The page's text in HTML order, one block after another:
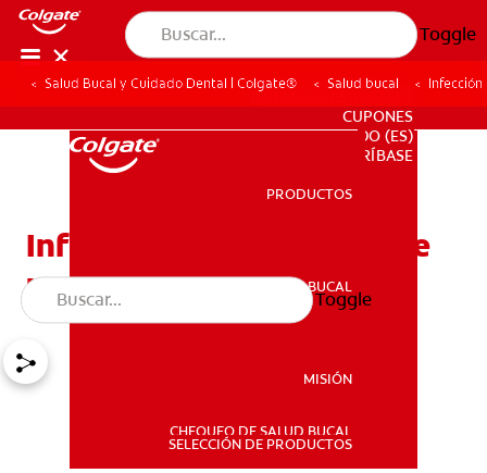
Toggle
SALUD BUCAL
PARA PROFESIONALES
CUPONES
DO (ES)
SUSCRÍBASE
PRODUCTOS
SALUD BUCAL
MISIÓN
CHEQUEO DE SALUD BUCAL
SELECCIÓN DE PRODUCTOS
Toggle
Salud Bucal y Cuidado Dental | Colgate® Salud bucal
Infección ósea después de
una extracción dental